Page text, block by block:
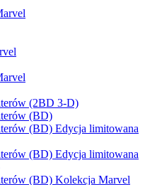
(2BD 3-D)
(BD)
(BD) Edycja limitowana
(BD) Edycja limitowana
(BD) Kolekcja Marvel